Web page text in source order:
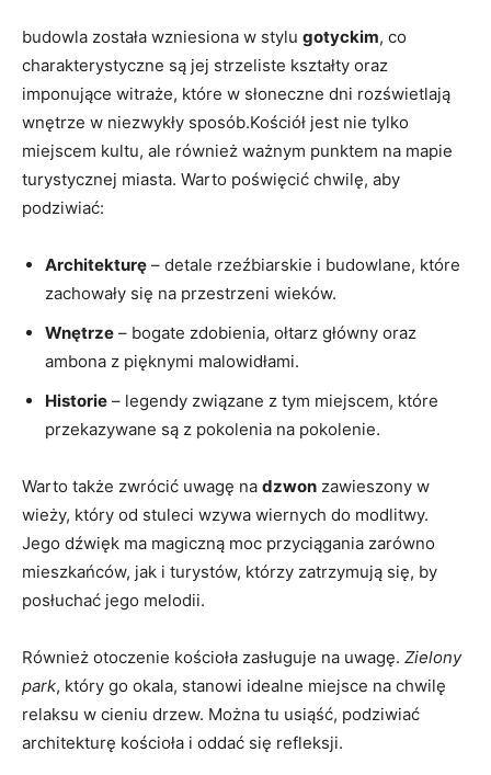
budowla została wzniesiona w stylu gotyckim, co
charakterystyczne są jej strzeliste kształty oraz
imponujące witraże, które w słoneczne dni rozświetlają
wnętrze w niezwykły⁢ sposób.Kościół jest nie tylko
miejscem ​kultu, ale również ważnym punktem‍ na mapie
⁢turystycznej‌ miasta. Warto‍ poświęcić chwilę, aby
podziwiać:
Architekturę – detale ⁤rzeźbiarskie i budowlane, które
⁤zachowały się​ na​ przestrzeni wieków.
Wnętrze – bogate zdobienia, ołtarz ‍główny oraz
⁢ambona ​z pięknymi⁣ malowidłami.
Historie – legendy związane z tym miejscem, które
przekazywane są z pokolenia na​ pokolenie.
Warto także⁣ zwrócić uwagę na dzwon zawieszony w
wieży, który od⁢ stuleci⁤ wzywa wiernych do modlitwy.
Jego ‌dźwięk⁢ ma magiczną moc przyciągania zarówno
mieszkańców, jak ⁤i ⁢turystów, którzy ‍zatrzymują się, ‌by
posłuchać jego melodii.
Również otoczenie kościoła zasługuje na uwagę. Zielony
park, który go okala, stanowi idealne miejsce na chwilę
relaksu⁢ w cieniu drzew. Można tu usiąść, podziwiać
architekturę kościoła ⁢i⁣ oddać się‌ refleksji.